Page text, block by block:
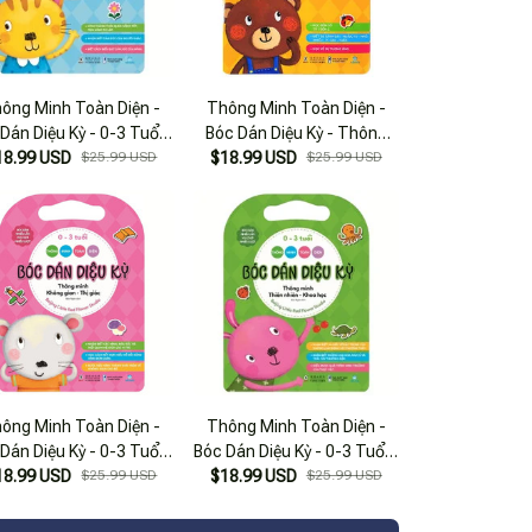
Minh Toàn Diện -
Diệu Kỳ - 0-3 Tuổi -
Minh Nhận Thức
USD $25.99 USD
Thông Minh Toàn Diện -
Bóc Dán Diệu Kỳ - Thông
Minh Logic - Toán Học (0-3
$18.99 USD $25.99 USD
Minh Toàn Diện -
Diệu Kỳ - 0-3 Tuổi -
Minh Không Gian-
USD $25.99 USD
Thông Minh Toàn Diện -
Bóc Dán Diệu Kỳ - 0-3 Tuổi -
Thông Minh Thiên Nhiên-
$18.99 USD $25.99 USD